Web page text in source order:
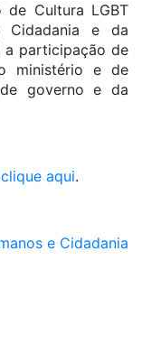
Cultura LGBT
e da
a participação de
ministério e de
governo e da
clique aqui.
e Cidadania